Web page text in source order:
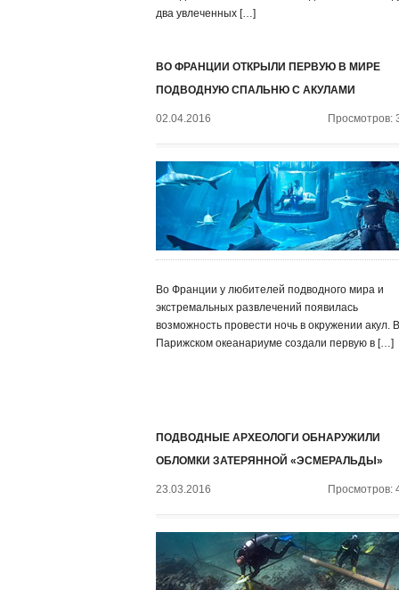
два увлеченных […]
ВО ФРАНЦИИ ОТКРЫЛИ ПЕРВУЮ В МИРЕ
ПОДВОДНУЮ СПАЛЬНЮ С АКУЛАМИ
02.04.2016 Просмотров:
Во Франции у любителей подводного мира и
экстремальных развлечений появилась
возможность провести ночь в окружении акул. В
Парижском океанариуме создали первую в […]
ПОДВОДНЫЕ АРХЕОЛОГИ ОБНАРУЖИЛИ
ОБЛОМКИ ЗАТЕРЯННОЙ «ЭСМЕРАЛЬДЫ»
23.03.2016 Просмотров: